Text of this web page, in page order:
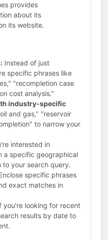
provides
about its
its website.
Instead of just
specific phrases like
"recompletion case
cost analysis."
industry-specific
and gas," "reservoir
to narrow your
interested in
a specific geographical
to your search query.
specific phrases
exact matches in
you're looking for recent
results by date to